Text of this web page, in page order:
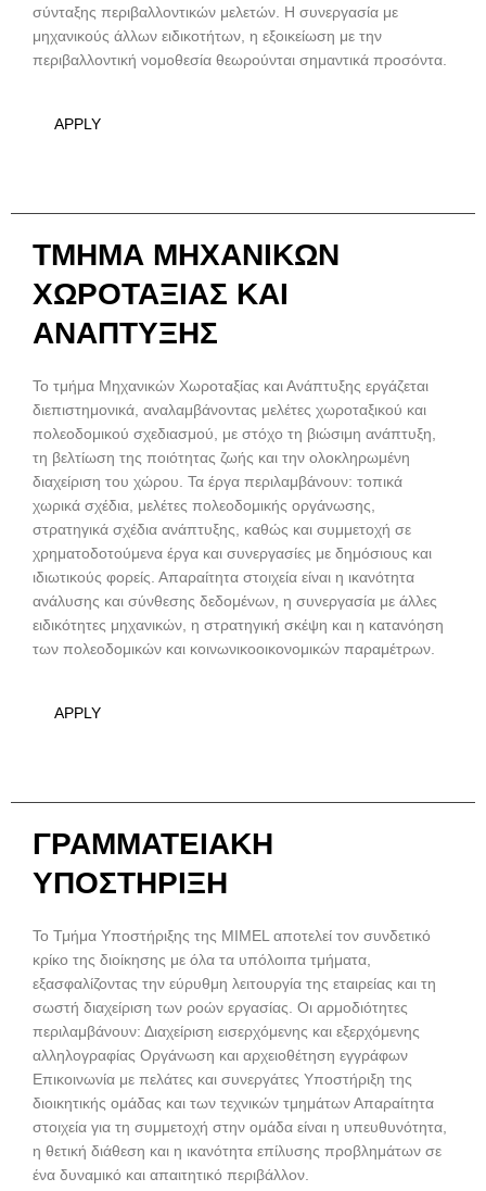
σύνταξης περιβαλλοντικών μελετών. Η συνεργασία με
μηχανικούς άλλων ειδικοτήτων, η εξοικείωση με την
περιβαλλοντική νομοθεσία θεωρούνται σημαντικά προσόντα.
APPLY
ΤΜΗΜΑ ΜΗΧΑΝΙΚΩΝ
ΧΩΡΟΤΑΞΙΑΣ ΚΑΙ
ΑΝΑΠΤΥΞΗΣ
Το τμήμα Μηχανικών Χωροταξίας και Ανάπτυξης εργάζεται
διεπιστημονικά, αναλαμβάνοντας μελέτες χωροταξικού και
πολεοδομικού σχεδιασμού, με στόχο τη βιώσιμη ανάπτυξη,
τη βελτίωση της ποιότητας ζωής και την ολοκληρωμένη
διαχείριση του χώρου. Τα έργα περιλαμβάνουν: τοπικά
χωρικά σχέδια, μελέτες πολεοδομικής οργάνωσης,
στρατηγικά σχέδια ανάπτυξης, καθώς και συμμετοχή σε
χρηματοδοτούμενα έργα και συνεργασίες με δημόσιους και
ιδιωτικούς φορείς. Απαραίτητα στοιχεία είναι η ικανότητα
ανάλυσης και σύνθεσης δεδομένων, η συνεργασία με άλλες
ειδικότητες μηχανικών, η στρατηγική σκέψη και η κατανόηση
των πολεοδομικών και κοινωνικοοικονομικών παραμέτρων.
APPLY
ΓΡΑΜΜΑΤΕΙΑΚΗ
ΥΠΟΣΤΗΡΙΞΗ
Το Τμήμα Υποστήριξης της MIMEL αποτελεί τον συνδετικό
κρίκο της διοίκησης με όλα τα υπόλοιπα τμήματα,
εξασφαλίζοντας την εύρυθμη λειτουργία της εταιρείας και τη
σωστή διαχείριση των ροών εργασίας. Οι αρμοδιότητες
περιλαμβάνουν: Διαχείριση εισερχόμενης και εξερχόμενης
αλληλογραφίας Οργάνωση και αρχειοθέτηση εγγράφων
Επικοινωνία με πελάτες και συνεργάτες Υποστήριξη της
διοικητικής ομάδας και των τεχνικών τμημάτων Απαραίτητα
στοιχεία για τη συμμετοχή στην ομάδα είναι η υπευθυνότητα,
η θετική διάθεση και η ικανότητα επίλυσης προβλημάτων σε
ένα δυναμικό και απαιτητικό περιβάλλον.